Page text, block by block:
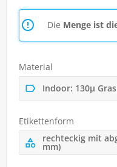
Die Menge ist
Material
Indoor: 130µ
Etikettenform
rechteckig mit
mm)